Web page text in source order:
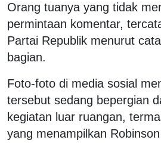
Orang tuanya yang tidak
permintaan komentar,
Partai Republik menurut
bagian.
Foto-foto di media sosial
tersebut sedang bepergian
kegiatan luar ruangan,
yang menampilkan